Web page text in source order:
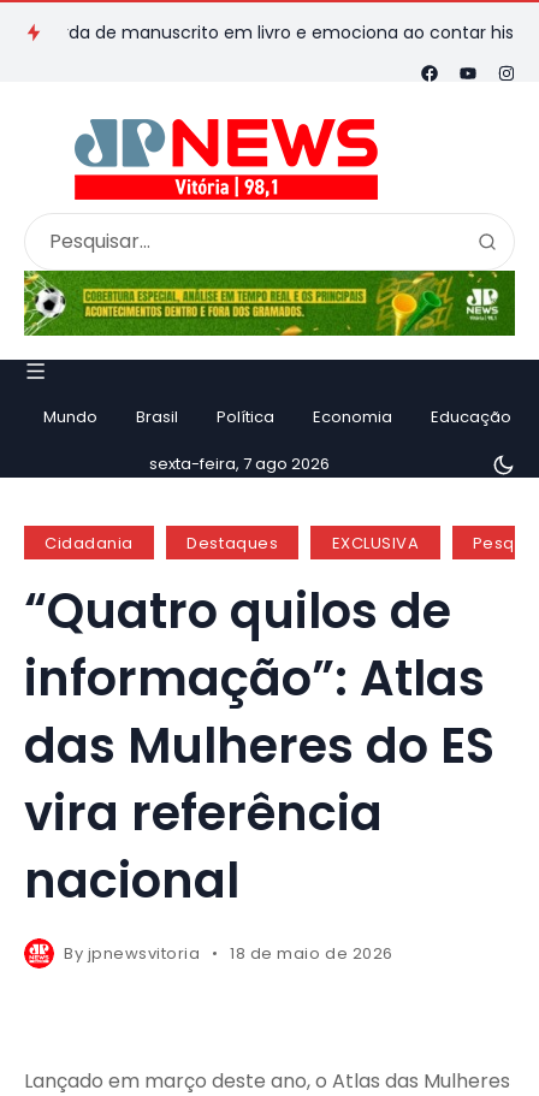
de manuscrito em livro e emociona ao contar história
Mundo Brasil Política Economia Educação
sexta-feira, 7 ago 2026
Cidadania Destaques EXCLUSIVA
“Quatro quilos de
informação”: Atlas
das Mulheres do ES
vira referência
nacional
By jpnewsvitoria 18 de maio de 2026
Lançado em março deste ano, o Atlas das Mulheres